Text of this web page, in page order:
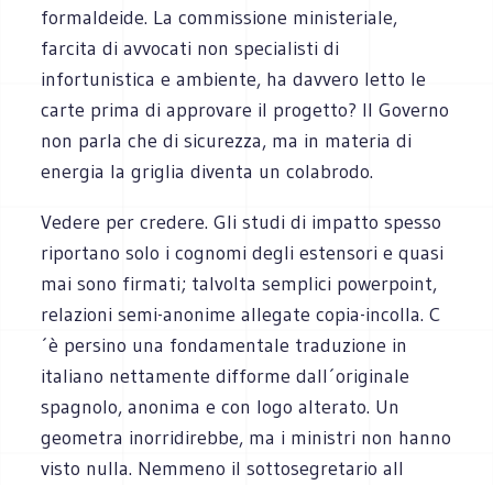
formaldeide. La commissione ministeriale,
farcita di avvocati non specialisti di
infortunistica e ambiente, ha davvero letto le
carte prima di approvare il progetto? Il Governo
non parla che di sicurezza, ma in materia di
energia la griglia diventa un colabrodo.
Vedere per credere. Gli studi di impatto spesso
riportano solo i cognomi degli estensori e quasi
mai sono firmati; talvolta semplici powerpoint,
relazioni semi-anonime allegate copia-incolla. C
´è persino una fondamentale traduzione in
italiano nettamente difforme dall´originale
spagnolo, anonima e con logo alterato. Un
geometra inorridirebbe, ma i ministri non hanno
visto nulla. Nemmeno il sottosegretario all